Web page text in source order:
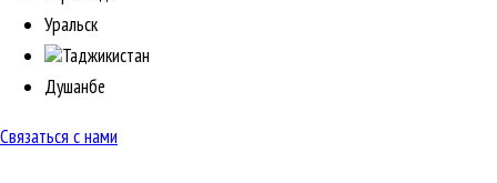
Уральск
Таджикистан
Душанбе
Связаться с нами